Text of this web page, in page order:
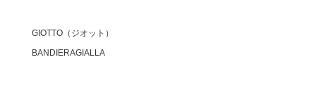
GIOTTO（ジオット）
BANDIERAGIALLA